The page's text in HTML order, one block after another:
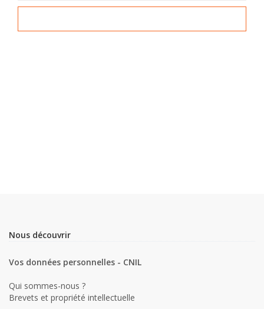
Nous découvrir
Vos données personnelles - CNIL
Qui sommes-nous ?
Brevets et propriété intellectuelle